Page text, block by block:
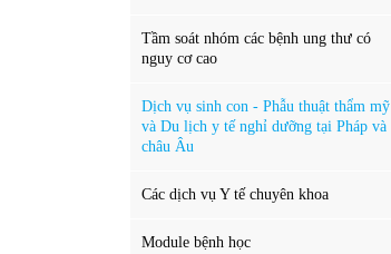
Tầm soát nhóm các bệnh ung thư có
nguy cơ cao
Dịch vụ sinh con - Phẫu thuật thẩm mỹ
và Du lịch y tế nghỉ dưỡng tại Pháp và
châu Âu
Các dịch vụ Y tế chuyên khoa
Module bệnh học